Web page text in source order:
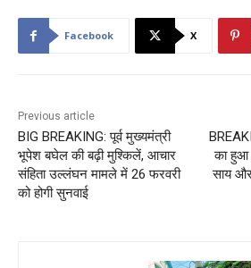
Facebook X
Previous article
BIG BREAKING: पूर्व मुख्यमंत्री
भूपेश बघेल की बढ़ी मुश्किलें, आचार
संहिता उल्लंघन मामले में 26 फरवरी
को होगी सुनवाई
का हुआ
साय